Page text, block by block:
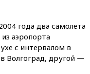
года два самолета
аэропорта
с интервалом в
Волгоград, другой —